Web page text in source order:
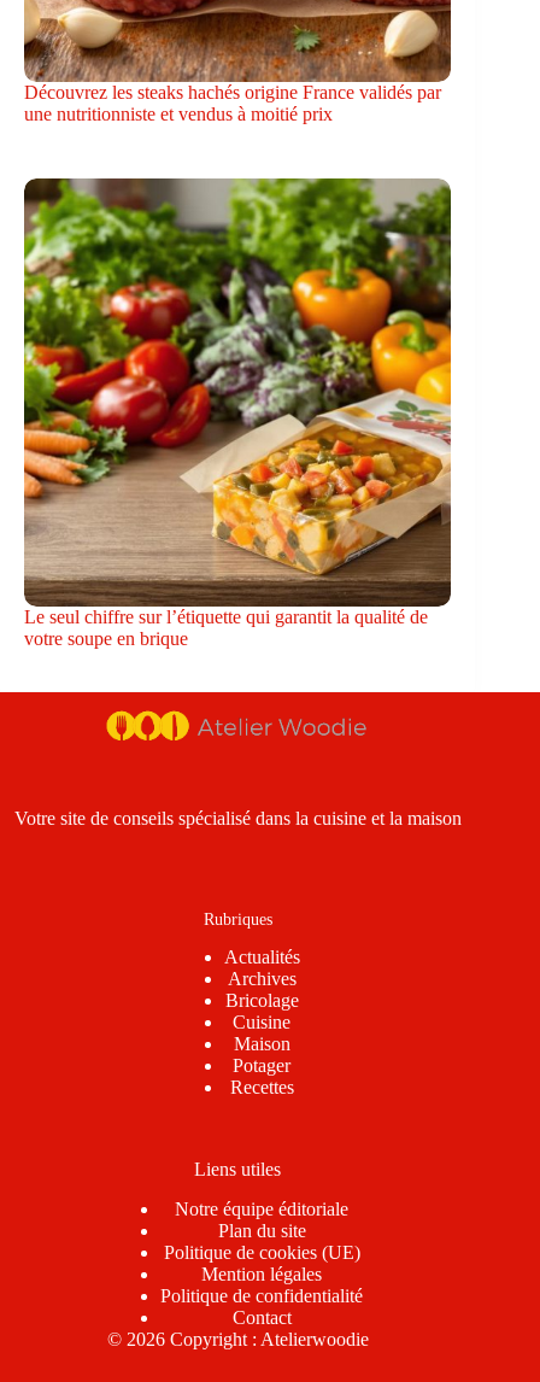
Découvrez les steaks hachés origine France validés par
une nutritionniste et vendus à moitié prix
Le seul chiffre sur l’étiquette qui garantit la qualité de
votre soupe en brique
Votre site de conseils spécialisé dans la cuisine et la maison
Rubriques
Actualités
Archives
Bricolage
Cuisine
Maison
Potager
Recettes
Liens utiles
Notre équipe éditoriale
Plan du site
Politique de cookies (UE)
Mention légales
Politique de confidentialité
Contact
© 2026 Copyright : Atelierwoodie